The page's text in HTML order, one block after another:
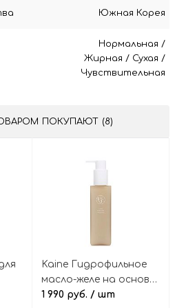
Южная Корея
Нормальная /
Жирная / Сухая /
Чувствительная
ПОКУПАЮТ (8)
Kaine Гидрофильное
масло-желе на основе
чая комбуча, Kombu
1 990 руб. / шт